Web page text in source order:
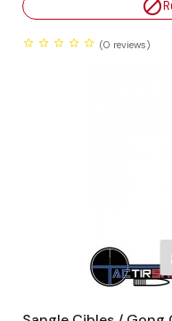

(0 reviews)